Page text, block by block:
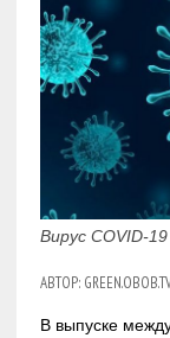
Вирус COVID-19 .
АВТОР:
В выпуске